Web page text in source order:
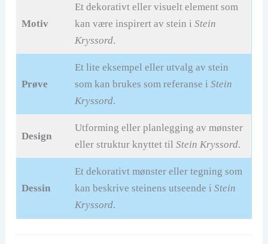
Motiv
Et dekorativt eller visuelt element som
kan være inspirert av stein iStein
Kryssord.
Prøve
Et lite eksempel eller utvalg av stein
som kan brukes som referanse iStein
Kryssord.
Design
Utforming eller planlegging av mønster
eller struktur knyttet tilStein Kryssord.
Dessin
Et dekorativt mønster eller tegning som
kan beskrive steinens utseende iStein
Kryssord.